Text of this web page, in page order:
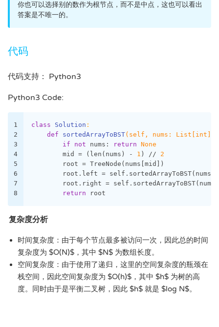
你也可以选择别的数作为根节点，而不是中点，这也可以看出
答案是不唯一的。
代码
代码支持： Python3
Python3 Code:
1
2
3
4
5
6
7
8
class Solution :
def
sortedArrayToBST(self, nums: List[int])
if
not nums: return None
        mid = (len(nums) -
1 ) // 2
        root = TreeNode(nums[mid])
root.left =
root.right =
return root
复杂度分析
时间复杂度：由于每个节点最多被访问一次，因此总的时间
复杂度为 $O(N)$，其中 $N$ 为数组长度。
空间复杂度：由于使用了递归，这里的空间复杂度的瓶颈在
栈空间，因此空间复杂度为 $O(h)$，其中 $h$ 为树的高
度。同时由于是平衡二叉树，因此 $h$ 就是 $log N$。